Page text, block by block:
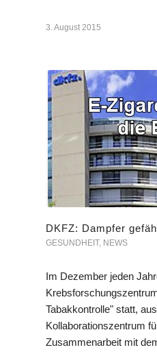
3. August 2015
DKFZ: Dampfer
GESUNDHEIT, NEWS
Im Dezember jeden
Tabakkontrolle" statt,
Kollaborationszentrum
Zusammenarbeit mit